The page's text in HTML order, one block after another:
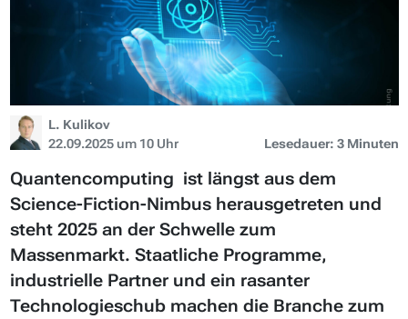
L. Kulikov
22.09.2025 um 10 Uhr
Lesedauer: 3 Minuten
Quantencomputing ist längst aus dem
Science-Fiction-Nimbus herausgetreten und
steht 2025 an der Schwelle zum
Massenmarkt. Staatliche Programme,
industrielle Partner und ein rasanter
Technologieschub machen die Branche zum